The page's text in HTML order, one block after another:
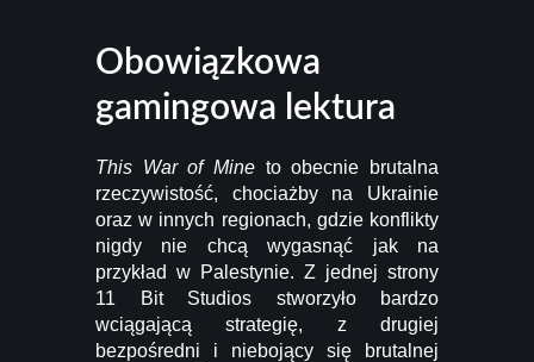
Obowiązkowa
gamingowa lektura
This War of Mine to obecnie brutalna
rzeczywistość, chociażby na Ukrainie
oraz w innych regionach, gdzie konflikty
nigdy nie chcą wygasnąć jak na
przykład w Palestynie. Z jednej strony
11 Bit Studios stworzyło bardzo
wciągającą strategię, z drugiej
bezpośredni i niebojący się brutalnej